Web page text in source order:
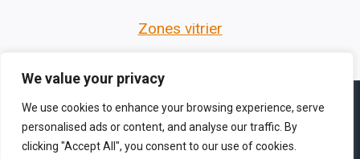
We value your privacy
We use cookies to enhance your browsing experience, serve
personalised ads or content, and analyse our traffic. By
clicking "Accept All", you consent to our use of cookies.
Zones vitrier
© 2026 Les Serruriers des Hauts de France -